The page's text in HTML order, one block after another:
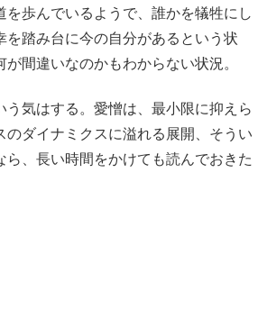
を歩んでいるようで、誰かを犠牲にし
を踏み台に今の自分があるという状
間違いなのかもわからない状況。
う気はする。愛憎は、最小限に抑えら
のダイナミクスに溢れる展開、そうい
ら、長い時間をかけても読んでおきた